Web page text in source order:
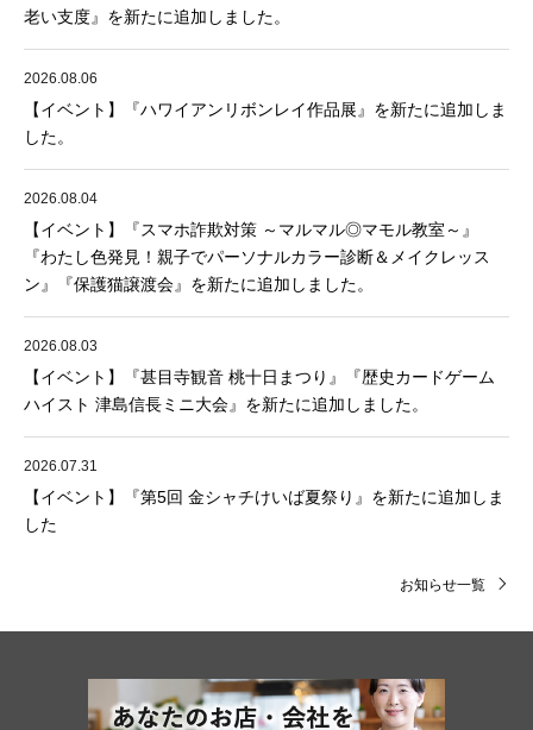
老い支度』を新たに追加しました。
2026.08.06
【イベント】『ハワイアンリボンレイ作品展』を新たに追加しま
した。
2026.08.04
【イベント】『スマホ詐欺対策 ～マルマル◎マモル教室～』
『わたし色発見！親子でパーソナルカラー診断＆メイクレッス
ン』『保護猫譲渡会』を新たに追加しました。
2026.08.03
【イベント】『甚目寺観音 桃十日まつり』『歴史カードゲーム
ハイスト 津島信長ミニ大会』を新たに追加しました。
2026.07.31
【イベント】『第5回 金シャチけいば夏祭り』を新たに追加しま
した
お知らせ一覧